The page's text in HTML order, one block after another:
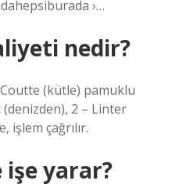
›…
nedir?
(kütle) pamuklu
2 – Linter
işlem çağrılır.
işe yarar?